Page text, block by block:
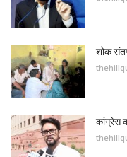
शोक
कांग्रेस